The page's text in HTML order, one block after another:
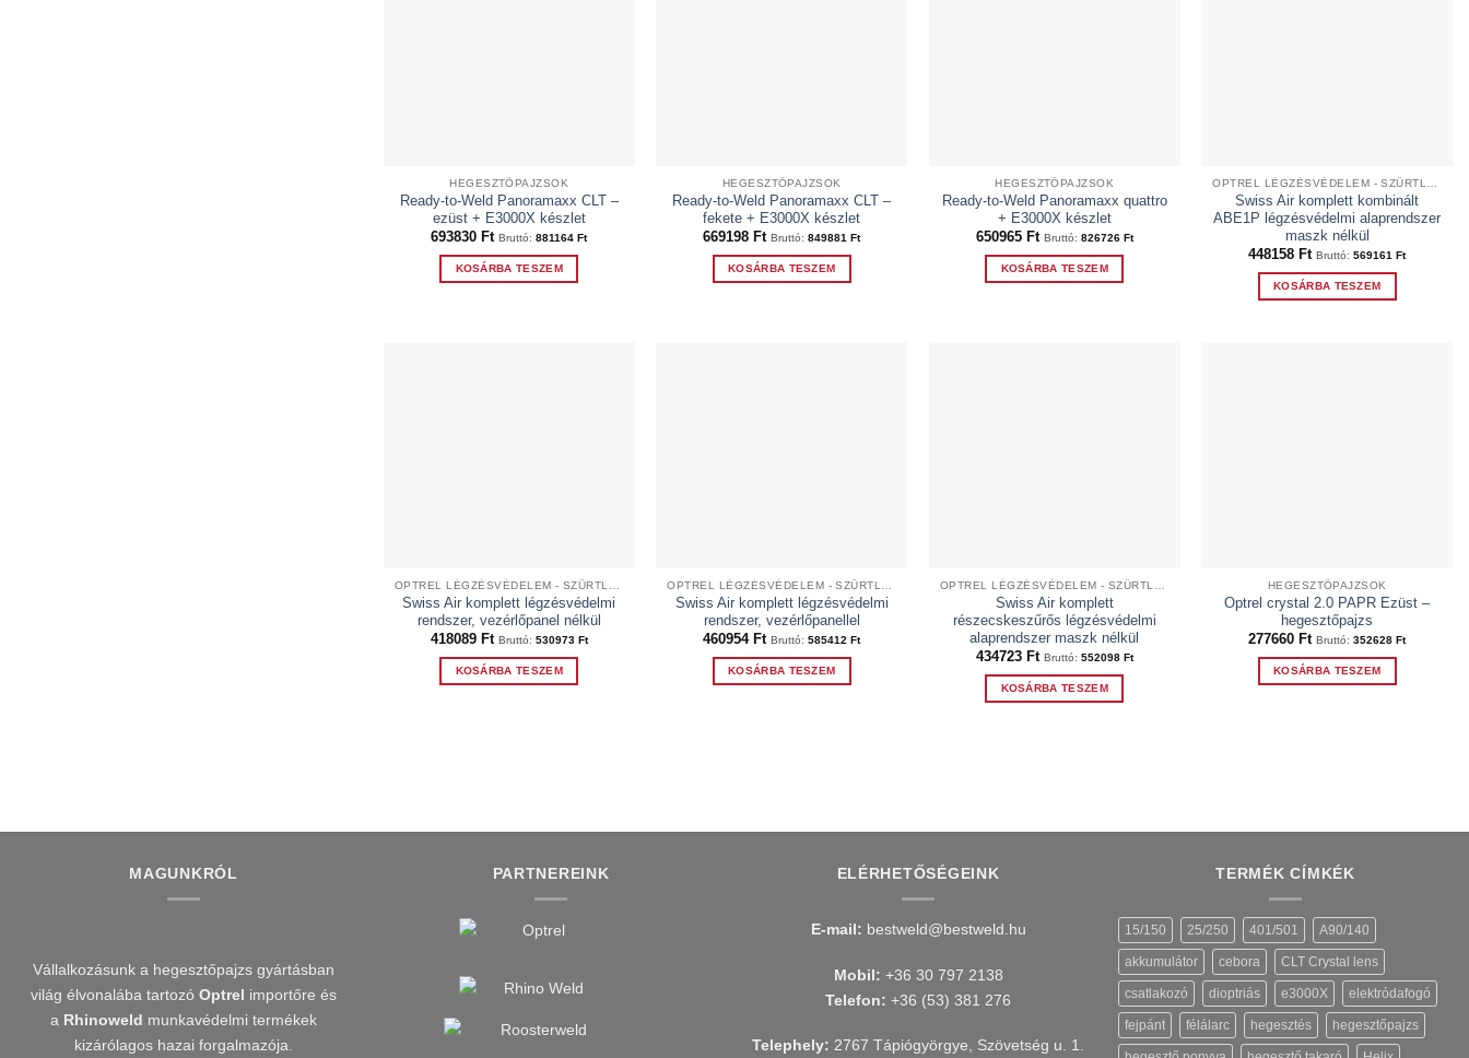
HEGESZTŐPAJZSOK
Ready-to-Weld Panoramaxx CLT –
ezüst + E3000X készlet
693830 Ft Bruttó:881164Ft
KOSÁRBA TESZEM
HEGESZTŐPAJZSOK
Ready-to-Weld Panoramaxx CLT –
fekete + E3000X készlet
669198 Ft Bruttó:849881Ft
KOSÁRBA TESZEM
HEGESZTŐPAJZSOK
Ready-to-Weld Panoramaxx quattro
+ E3000X készlet
650965 Ft Bruttó: 826726 Ft
KOSÁRBA TESZEM
OPTREL LÉGZÉSVÉDELEM - SZŰRTLEVEGŐS RENDSZEREK
Swiss Air komplett kombinált
ABE1P légzésvédelmi alaprendszer
maszk nélkül
448158 Ft Bruttó:569161Ft
KOSÁRBA TESZEM
Swiss Air komplett légzésvédelmi
rendszer, vezérlőpanel nélkül
418089 Ft Bruttó: 530973 Ft
KOSÁRBA TESZEM
Swiss Air komplett légzésvédelmi
rendszer, vezérlőpanellel
460954 Ft Bruttó:585412Ft
KOSÁRBA TESZEM
Swiss Air komplett
részecskeszűrős légzésvédelmi
alaprendszer maszk nélkül
434723 Ft Bruttó: 552098 Ft
KOSÁRBA TESZEM
HEGESZTŐPAJZSOK
Optrel crystal 2.0 PAPR Ezüst –
hegesztőpajzs
277660 Ft Bruttó:352628Ft
KOSÁRBA TESZEM
MAGUNKRÓL
Vállalkozásunk a hegesztőpajzs gyártásban
világ élvonalába tartozó Optrel importőre és
a Rhinoweld munkavédelmi termékek
kizárólagos hazai forgalmazója.
PARTNEREINK ELÉRHETŐSÉGEINK
E-mail: bestweld@bestweld.hu
Mobil: +36 30 797 2138
Telefon: +36 (53) 381 276
Telephely: 2767 Tápiógyörgye, Szövetség u. 1.
TERMÉK CÍMKÉK
15/150 25/250 401/501 A90/140
akkumulátor cebora CLT Crystal lens
csatlakozó dioptriás e3000X elektródafogó
fejpánt félálarc hegesztés hegesztőpajzs